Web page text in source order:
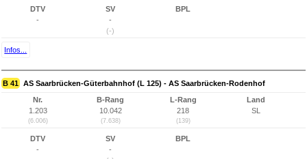
DTV
-
SV
-
(-)
BPL
Infos...
B 41 AS Saarbrücken-Güterbahnhof (L 125) - AS Saarbrücken-Rodenhof
Nr.
1.203
(6.006)
B-Rang
10.042
(7.638)
L-Rang
218
(139)
Land
SL
DTV
-
SV
-
BPL